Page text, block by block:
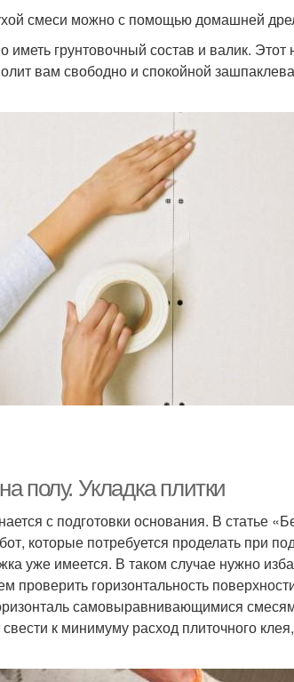
смеси можно с помощью домашней
грунтовочный состав и валик.
вам свободно и спокойной
полу. Укладка плитки
с подготовки основания. В статье
которые потребуется проделать при
уже имеется. В таком случае нужно
проверить горизонтальность
самовыравнивающимися
к минимуму расход плиточного